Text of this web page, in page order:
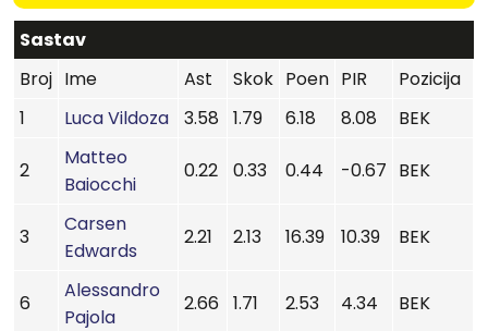
Sastav
Broj Ime Ast Skok Poen PIR
Pozicija
1
Luca Vildoza 3.58 1.79 6.18 8.08 BEK
2
Matteo
Baiocchi
0.22 0.33 0.44 -0.67 BEK
3
Carsen
Edwards
2.21 2.13 16.39 10.39 BEK
6
Alessandro
Pajola
2.66 1.71 2.53 4.34 BEK